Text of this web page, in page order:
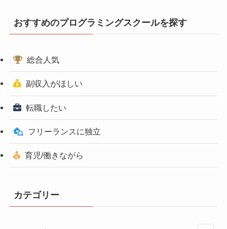
おすすめのプログラミングスクールを探す
総合人気
副収入がほしい
転職したい
フリーランスに独立
育児/働きながら
カテゴリー